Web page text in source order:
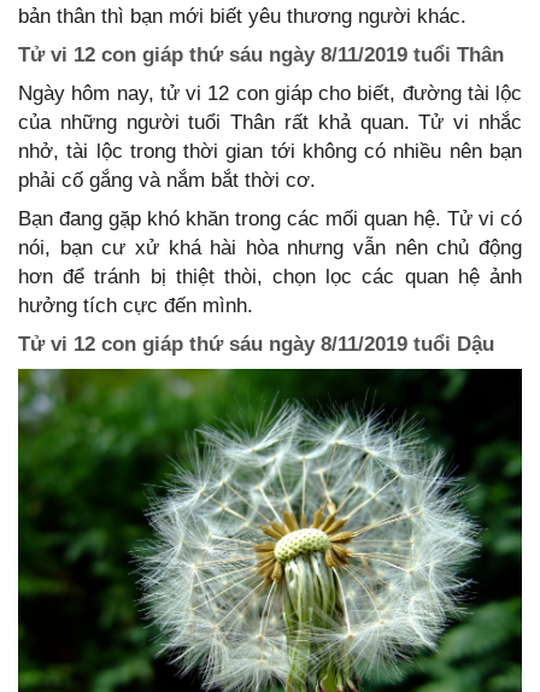
bản thân thì bạn mới biết yêu thương người khác.
Tử vi 12 con giáp thứ sáu ngày 8/11/2019 tuổi Thân
Ngày hôm nay, tử vi 12 con giáp cho biết, đường tài lộc
của những người tuổi Thân rất khả quan. Tử vi nhắc
nhở, tài lộc trong thời gian tới không có nhiều nên bạn
phải cố gắng và nắm bắt thời cơ.
Bạn đang gặp khó khăn trong các mối quan hệ. Tử vi có
nói, bạn cư xử khá hài hòa nhưng vẫn nên chủ động
hơn để tránh bị thiệt thòi, chọn lọc các quan hệ ảnh
hưởng tích cực đến mình.
Tử vi 12 con giáp thứ sáu ngày 8/11/2019 tuổi Dậu